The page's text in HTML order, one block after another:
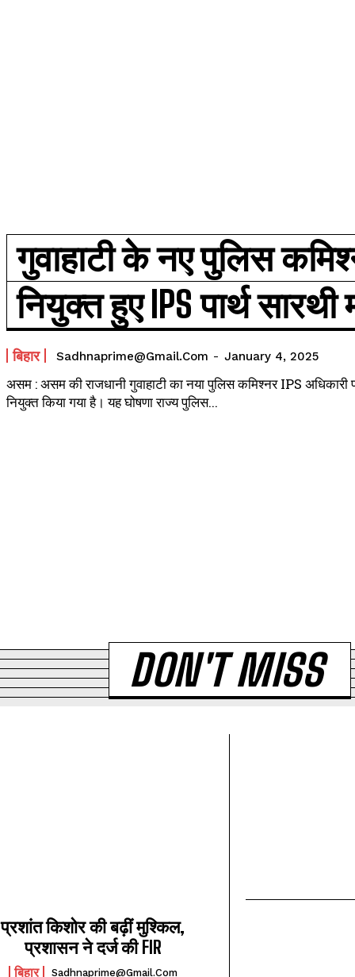
I WANT IN
I've read and accept thePrivacy Policy.
गुवाहाटी के नए पुलिस
नियुक्त हुए IPS पार्थ सारथी
बिहार Sadhnaprime@gmail.com - January 4, 2025
असम : असम की राजधानी गुवाहाटी का नया पुलिस कमिश्नर IPS अधिकारी
नियुक्त किया गया है। यह घोषणा राज्य पुलिस...
DON'T MISS
प्रशांत किशोर की बढ़ीं मुश्किल,
प्रशासन ने दर्ज की FIR
बिहार Sadhnaprime@gmail.com